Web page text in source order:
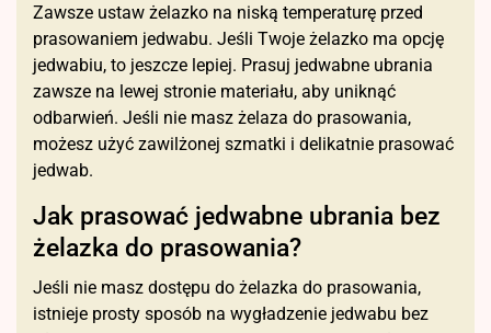
Zawsze ustaw żelazko na niską temperaturę przed
prasowaniem jedwabu. Jeśli Twoje żelazko ma opcję
jedwabiu, to jeszcze lepiej. Prasuj jedwabne ubrania
zawsze na lewej stronie materiału, aby uniknąć
odbarwień. Jeśli nie masz żelaza do prasowania,
możesz użyć zawilżonej szmatki i delikatnie prasować
jedwab.
Jak prasować jedwabne ubrania bez
żelazka do prasowania?
Jeśli nie masz dostępu do żelazka do prasowania,
istnieje prosty sposób na wygładzenie jedwabu bez